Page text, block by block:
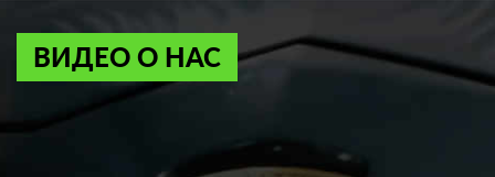
ВИДЕО О НАС